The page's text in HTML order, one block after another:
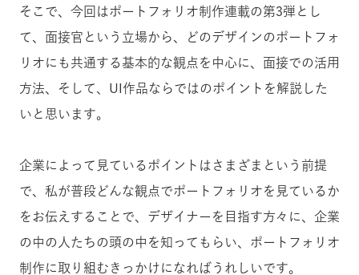
そこで、今回はポートフォリオ制作連載の第3弾とし
て、面接官という立場から、どのデザインのポートフォ
リオにも共通する基本的な観点を中心に、面接での活用
方法、そして、UI作品ならではのポイントを解説した
いと思います。
企業によって見ているポイントはさまざまという前提
で、私が普段どんな観点でポートフォリオを見ているか
をお伝えすることで、デザイナーを目指す方々に、企業
の中の人たちの頭の中を知ってもらい、ポートフォリオ
制作に取り組むきっかけになればうれしいです。